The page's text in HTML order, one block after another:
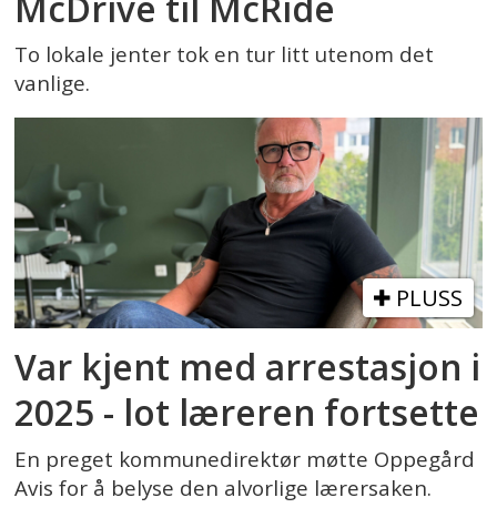
To lokale jenter tok en tur litt utenom det
vanlige.
PLUSS
Var kjent med arrestasjon i
2025 - lot læreren fortsette
En preget kommunedirektør møtte Oppegård
Avis for å belyse den alvorlige lærersaken.